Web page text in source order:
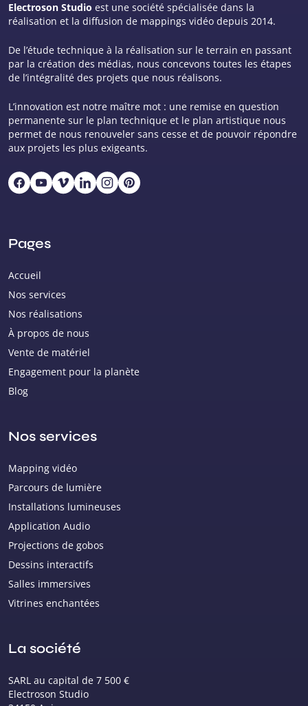
Electroson Studio est une société spécialisée dans la
réalisation et la diffusion de mappings vidéo depuis 2014.
De l’étude technique à la réalisation sur le terrain en passant
par la création des médias, nous concevons toutes les étapes
de l’intégralité des projets que nous réalisons.
L’innovation est notre maître mot : une remise en question
permanente sur le plan technique et le plan artistique nous
permet de nous renouveler sans cesse et de pouvoir répondre
aux projets les plus exigeants.
Pages
Accueil
Nos services
Nos réalisations
À propos de nous
Vente de matériel
Engagement pour la planète
Blog
Nos services
Mapping vidéo
Parcours de lumière
Installations lumineuses
Application Audio
Projections de gobos
Dessins interactifs
Salles immersives
Vitrines enchantées
La société
SARL au capital de 7 500 €
Electroson Studio